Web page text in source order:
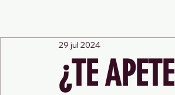
¿TE
29 jul 2024